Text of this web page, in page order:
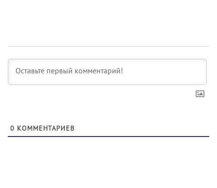
0 КОММЕНТАРИЕВ